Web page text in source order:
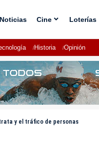
Noticias Cine Loterías
Historia Opinión
y el tráfico de personas